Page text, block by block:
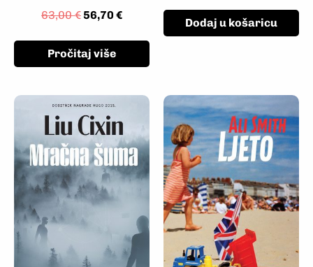
63,00€56,70 €
Pročitaj više
Dodaj u košaricu